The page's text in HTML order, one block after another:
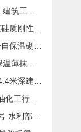
标准(完整扫描版)
水构造图集
砌块构造
建筑构造
建筑方案3
图集--储罐区防火堤
》及水利工程系列定额的通知